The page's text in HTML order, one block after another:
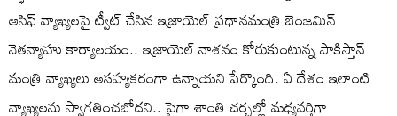
ఆసిఫ్ వ్యాఖ్యలపై ట్వీట్ చేసిన ఇజ్రాయెల్ ప్రధానమంత్రి బెంజమిన్
నెతన్యాహు కార్యాలయం.. ఇజ్రాయెల్‌ నాశనం కోరుకుంటున్న పాకిస్తాన్
మంత్రి వ్యాఖ్యలు అసహ్యకరంగా ఉన్నాయని పేర్కొంది. ఏ దేశం ఇలాంటి
వ్యాఖ్యలను స్వాగతించబోదని.. పైగా శాంతి చర్చల్లో మధ్యవర్తిగా